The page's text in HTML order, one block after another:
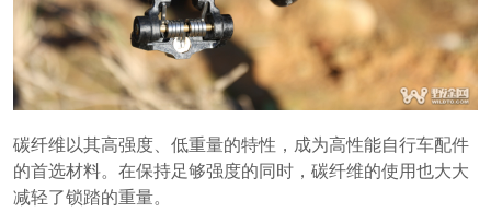
碳纤维以其高强度、低重量的特性，成为高性能自行车配件
的首选材料。在保持足够强度的同时，碳纤维的使用也大大
减轻了锁踏的重量。